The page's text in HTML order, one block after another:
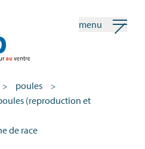
menu
> poules >
(reproduction et
de race